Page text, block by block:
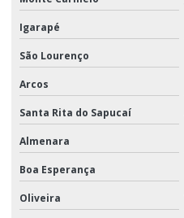
Igarapé
São Lourenço
Arcos
Santa Rita do Sapucaí
Almenara
Boa Esperança
Oliveira